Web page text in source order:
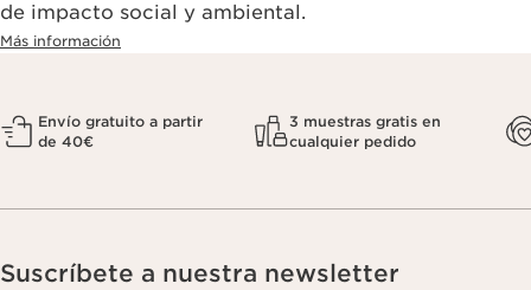
de impacto social y ambiental.
Más información
Envío gratuito a partir
de 40€
3 muestras gratis en
cualquier pedido
Suscríbete a nuestra newsletter